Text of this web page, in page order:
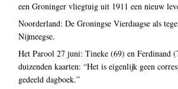
een Groninger vliegtuig uit 1911 een nieuw
Noorderland: De Groningse Vierdaagse als
Nijmeegse.
Het Parool 27 juni: Tineke (69) en Ferdinand
duizenden kaarten: “Het is eigenlijk geen
gedeeld dagboek.”